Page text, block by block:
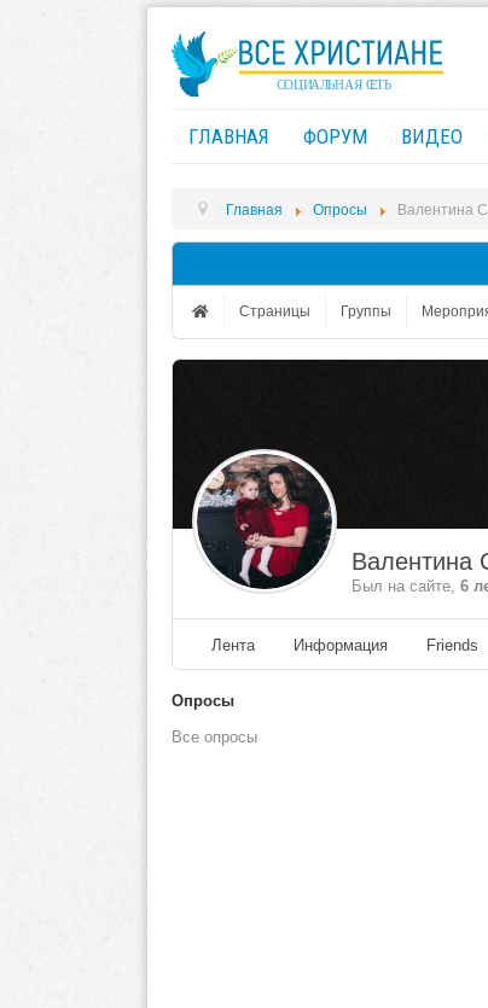
ГЛАВНАЯ ФОРУМ ВИДЕО
Главная Опросы Валентина
Страницы Группы
Валентина
Был на сайте, 6
Лента Информация Friends
Опросы
Все опросы